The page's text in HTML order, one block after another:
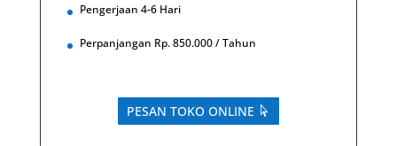
Pengerjaan 4-6 Hari
Perpanjangan Rp. 850.000 / Tahun
PESAN TOKO ONLINE